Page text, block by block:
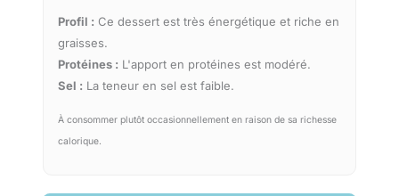
Profil : Ce dessert est très énergétique et riche en
graisses.
Protéines : L'apport en protéines est modéré.
Sel : La teneur en sel est faible.
À consommer plutôt occasionnellement en raison de sa richesse
calorique.